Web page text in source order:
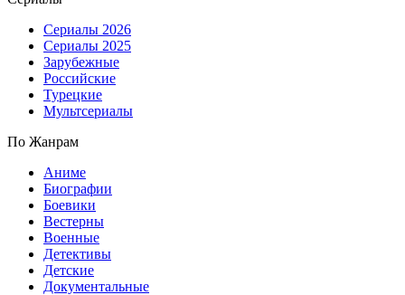
Сериалы 2026
Сериалы 2025
Зарубежные
Российские
Турецкие
Мультсериалы
По Жанрам
Аниме
Биографии
Боевики
Вестерны
Военные
Детективы
Детские
Документальные